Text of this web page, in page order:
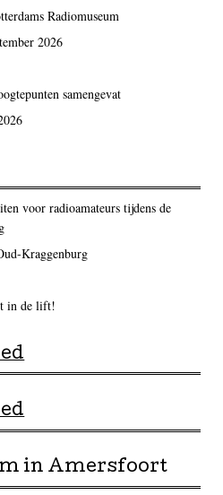
Radiomuseum
2026
samengevat
voor radioamateurs tijdens de
Kraggenburg
in de lift!
in Amersfoort